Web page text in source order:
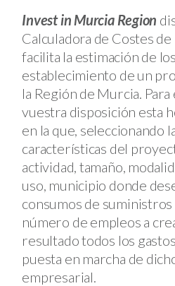
Invest in Murcia Region
Calculadora de Costes
facilita la estimación de
establecimiento de un
la Región de Murcia.
vuestra disposición esta
en la que, seleccionando
características del
actividad, tamaño,
uso, municipio donde
consumos de
número de empleos a
resultado todos los
puesta en marcha de
empresarial.